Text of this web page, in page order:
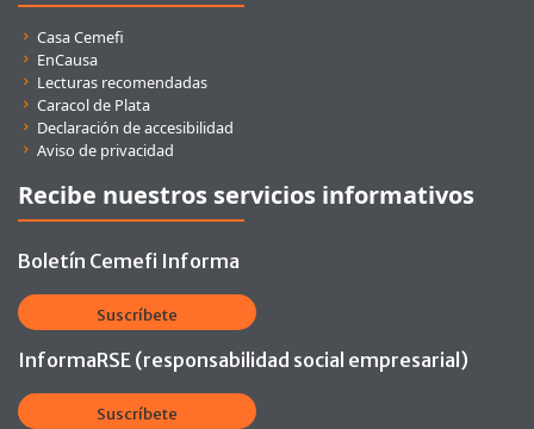
Enlaces rápidos
Casa Cemefi
EnCausa
Lecturas recomendadas
Caracol de Plata
Declaración de accesibilidad
Aviso de privacidad
Recibe nuestros servicios informativos
Boletín Cemefi Informa
Suscríbete
InformaRSE (responsabilidad social empresarial)
Suscríbete